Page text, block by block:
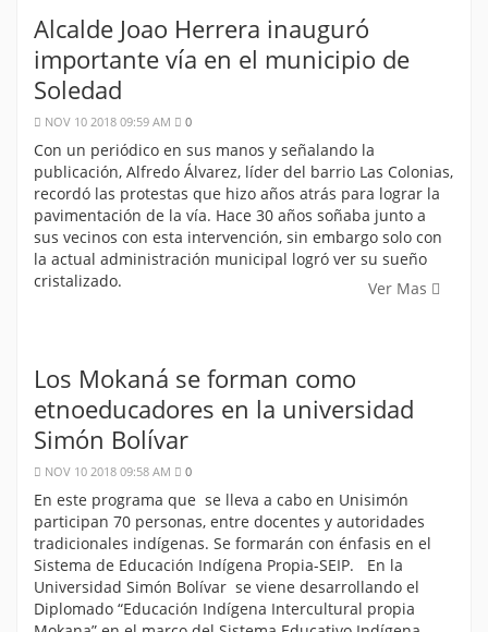
Alcalde Joao Herrera inauguró
importante vía en el municipio de
Soledad
NOV 10 2018 09:59 AM 0
Con un periódico en sus manos y señalando la
publicación, Alfredo Álvarez, líder del barrio Las Colonias,
recordó las protestas que hizo años atrás para lograr la
pavimentación de la vía. Hace 30 años soñaba junto a
sus vecinos con esta intervención, sin embargo solo con
la actual administración municipal logró ver su sueño
cristalizado.
Ver Mas
Los Mokaná se forman como
etnoeducadores en la universidad
Simón Bolívar
NOV 10 2018 09:58 AM 0
En este programa que se lleva a cabo en Unisimón
participan 70 personas, entre docentes y autoridades
tradicionales indígenas. Se formarán con énfasis en el
Sistema de Educación Indígena Propia-SEIP. En la
Universidad Simón Bolívar se viene desarrollando el
Diplomado “Educación Indígena Intercultural propia